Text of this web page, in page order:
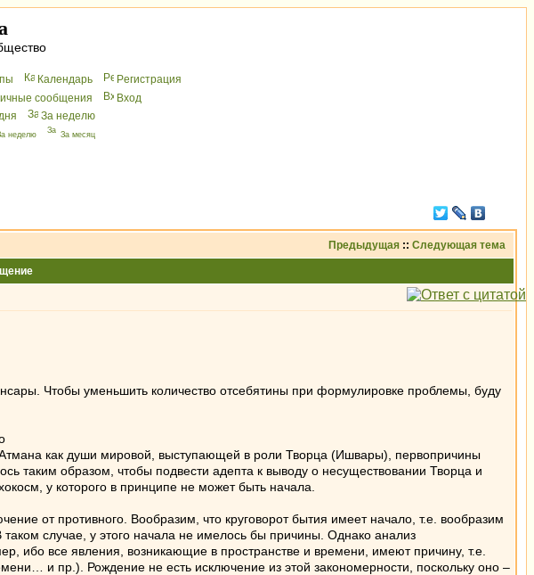
Календарь
Peгиcтрaция
сообщения
Вхoд
За неделю
неделю За месяц
Предыдущая :: Следующая тема
Чтобы уменьшить количество отсебятины при формулировке проблемы, буду
как души мировой, выступающей в роли Творца (Ишвары), первопричины
таким образом, чтобы подвести адепта к выводу о несуществовании Творца и
у которого в принципе не может быть начала.
от противного. Вообразим, что круговорот бытия имеет начало, т.е. вообразим
случае, у этого начала не имелось бы причины. Однако анализ
ибо все явления, возникающие в пространстве и времени, имеют причину, т.е.
и пр.). Рождение не есть исключение из этой закономерности, поскольку оно –